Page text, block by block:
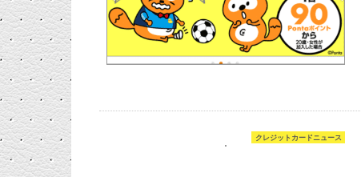
クレジットカードニュース